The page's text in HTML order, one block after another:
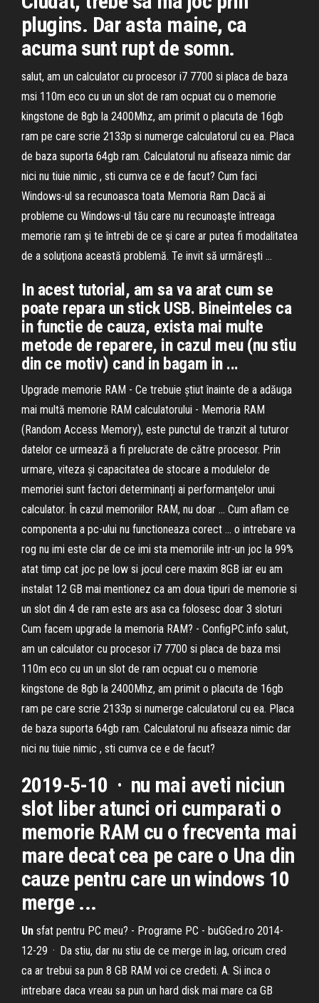
plugins. Dar asta maine, ca
acuma sunt rupt de somn.
salut, am un calculator cu procesor i7 7700 si placa de baza
msi 110m eco cu un un slot de ram ocpuat cu o memorie
kingstone de 8gb la 2400Mhz, am primit o placuta de 16gb
ram pe care scrie 2133p si numerge calculatorul cu ea. Placa
de baza suporta 64gb ram. Calculatorul nu afiseaza nimic dar
nici nu tiuie nimic , sti cumva ce e de facut? Cum faci
Windows-ul sa recunoasca toata Memoria Ram Dacă ai
probleme cu Windows-ul tău care nu recunoaşte întreaga
memorie ram şi te întrebi de ce şi care ar putea fi modalitatea
de a soluţiona această problemă. Te invit să urmăreşti ...
In acest tutorial, am sa va arat cum se
poate repara un stick USB. Bineinteles ca
in functie de cauza, exista mai multe
metode de reparere, in cazul meu (nu stiu
din ce motiv) cand in bagam in ...
Upgrade memorie RAM - Ce trebuie știut înainte de a adăuga
mai multă memorie RAM calculatorului - Memoria RAM
(Random Access Memory), este punctul de tranzit al tuturor
datelor ce urmează a fi prelucrate de către procesor. Prin
urmare, viteza și capacitatea de stocare a modulelor de
memoriei sunt factori determinanți ai performanțelor unui
calculator. În cazul memoriilor RAM, nu doar ... Cum aflam ce
componenta a pc-ului nu functioneaza corect ... o intrebare va
rog nu imi este clar de ce imi sta memoriile intr-un joc la 99%
atat timp cat joc pe low si jocul cere maxim 8GB iar eu am
instalat 12 GB mai mentionez ca am doua tipuri de memorie si
un slot din 4 de ram este ars asa ca folosesc doar 3 sloturi
Cum facem upgrade la memoria RAM? - ConfigPC.info salut,
am un calculator cu procesor i7 7700 si placa de baza msi
110m eco cu un un slot de ram ocpuat cu o memorie
kingstone de 8gb la 2400Mhz, am primit o placuta de 16gb
ram pe care scrie 2133p si numerge calculatorul cu ea. Placa
de baza suporta 64gb ram. Calculatorul nu afiseaza nimic dar
nici nu tiuie nimic , sti cumva ce e de facut?
2019-5-10 · nu mai aveti niciun
slot liber atunci ori cumparati o
memorie RAM cu o frecventa mai
mare decat cea pe care o Una din
cauze pentru care un windows 10
merge ...
Un sfat pentru PC meu? - Programe PC - buGGed.ro 2014-
12-29 · Da stiu, dar nu stiu de ce merge in lag, oricum cred
ca ar trebui sa pun 8 GB RAM voi ce credeti. A. Si inca o
intrebare daca vreau sa pun un hard disk mai mare ca GB